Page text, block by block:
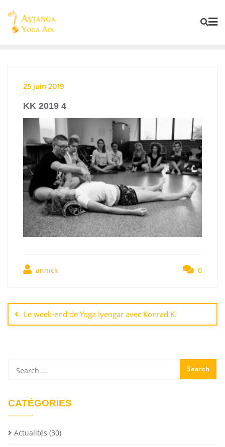
25 juin 2019
KK 2019 4
annick 0
Le week-end de Yoga Iyengar avec Konrad K.
CATÉGORIES
Actualités (30)